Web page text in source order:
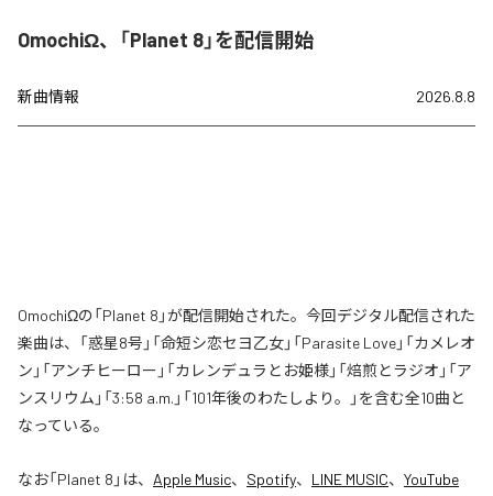
OmochiΩ、「Planet 8」を配信開始
新曲情報 2026.8.8
OmochiΩの「Planet 8」が配信開始された。今回デジタル配信された
楽曲は、「惑星8号」「命短シ恋セヨ乙女」「Parasite Love」「カメレオ
ン」「アンチヒーロー」「カレンデュラとお姫様」「焙煎とラジオ」「ア
ンスリウム」「3:58 a.m.」「101年後のわたしより。」を含む全10曲と
なっている。
なお「Planet 8 」は、 Apple Music、 Spotify、 LINE MUSIC、 YouTube